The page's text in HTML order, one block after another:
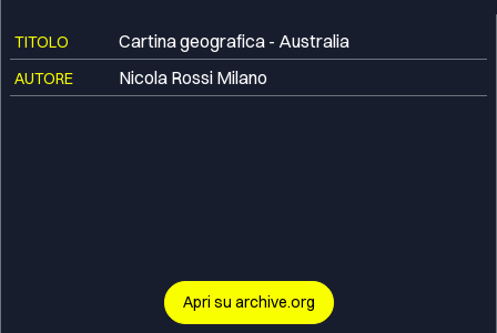
TITOLO Cartina geografica - Australia
AUTORE Nicola Rossi Milano
Apri su archive.org